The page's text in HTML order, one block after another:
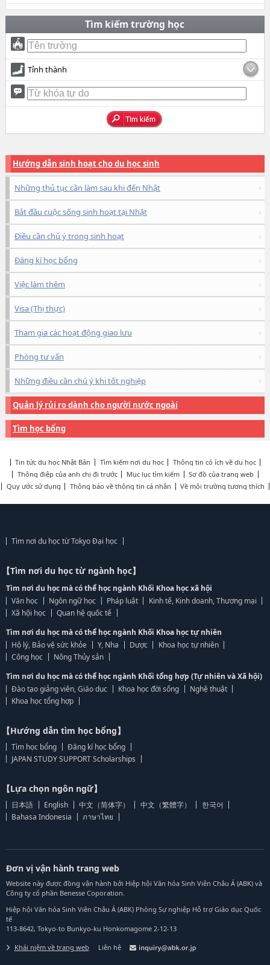
Tìm kiếm trường học
Tỉnh thành
Hướng dẫn sinh hoạt cho du học sinh
Những thủ tục cần làm sau khi đến Nhật
Bắt đầu cuộc sống sinh hoạt tại Nhật
Điều cần chú ý trong sinh hoạt
Đăng kí học bổng
Việc làm thêm
Visa (Thị thực)
Tham gia các hoạt động giao lưu
Phòng tư vấn
Những điều cần chú ý khi tốt nghiệp
Quản lý rủi ro dành cho người nước ngoài
Tìm học bổng
Tin tức du học Nhật Bản Tìm kiếm nơi du học
Thông tin có ích về du học
Thông điệp của anh chị đi trước
Mục lục tìm kiếm
Sơ đồ của trang web
Quy ước sử dụng
Thông báo về thông tin cá nhân Về môi trường tương thích
Tìm nơi du học từ Tokyo Đại học
【Tìm nơi du học từ ngành học】
Tìm nơi du học mà có thể học ngành Khối Khoa học xã hội
Văn học
Ngôn ngữ học Pháp luật
Kinh tế, Kinh doanh, Thương mại
Xã hội học
Quan hệ quốc tế
Tìm nơi du học mà có thể học ngành Khối Khoa học tự nhiên
Hộ lý, Bảo vệ sức khỏe
Y, Nha Dược
Khoa học tự nhiên
Công học
Nông Thủy sản
Tìm nơi du học mà có thể học ngành Khối tổng hợp (Tự nhiên và Xã hội)
Đào tạo giảng viên, Giáo dục
Khoa học đời sống
Nghệ thuật
Khoa học tổng hợp
【Hướng dẫn tìm học bổng】
Tìm học bổng
Đăng kí học bổng
JAPAN STUDY SUPPORT Scholarships
【Lựa chọn ngôn ngữ】
日本語 English 中文（简体字） 中文（繁體字）
한국어
Bahasa Indonesia
ภาษาไทย
Đơn vị vận hành trang web
Website này được đồng vận hành bởi Hiệp hội Văn hóa Sinh Viên Châu Á (ABK) và
Công ty cổ phần Benesse Coporation.
Hiệp hội Văn hóa Sinh Viên Châu Á (ABK) Phòng Sự nghiệp Hỗ trợ Giáo dục Quốc
tế
113-8642, Tokyo-to Bunkyo-ku Honkomagome 2-12-13
Khái niệm về trang web Liên hệ